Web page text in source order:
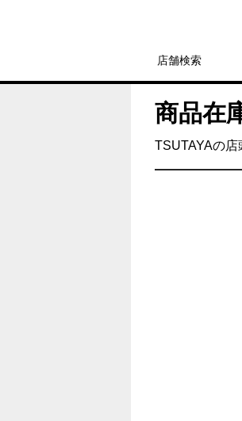
店舗検索
商品在
TSUTAYAの店